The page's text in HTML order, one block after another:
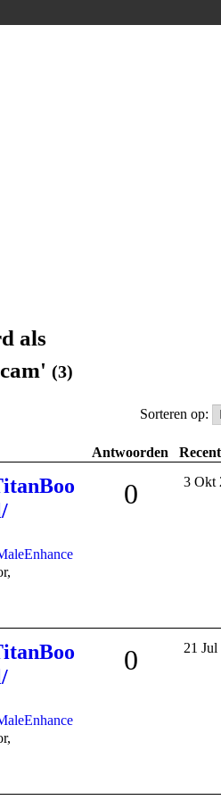
als
(3)
Sorteren op:
Antwoorden
0 3 Okt
0 21 Jul